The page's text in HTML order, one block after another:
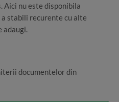
Aici nu este disponibila
a stabili recurente cu alte
documentelor din